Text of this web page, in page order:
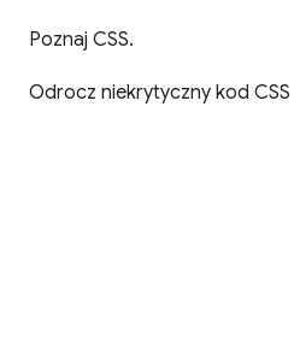
Poznaj CSS.
Odrocz niekrytyczny kod CSS